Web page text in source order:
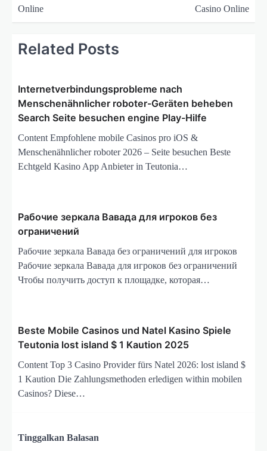
Online
Casino Online
Related Posts
Internetverbindungsprobleme nach
Menschenähnlicher roboter-Geräten beheben
Search Seite besuchen engine Play-Hilfe
Content Empfohlene mobile Casinos pro iOS &
Menschenähnlicher roboter 2026 – Seite besuchen Beste
Echtgeld Kasino App Anbieter in Teutonia…
Рабочие зеркала Вавада для игроков без
ограничений
Рабочие зеркала Вавада без ограничений для игроков
Рабочие зеркала Вавада для игроков без ограничений
Чтобы получить доступ к площадке, которая…
Beste Mobile Casinos und Natel Kasino Spiele
Teutonia lost island $ 1 Kaution 2025
Content Top 3 Casino Provider fürs Natel 2026: lost island $
1 Kaution Die Zahlungsmethoden erledigen within mobilen
Casinos? Diese…
Tinggalkan Balasan